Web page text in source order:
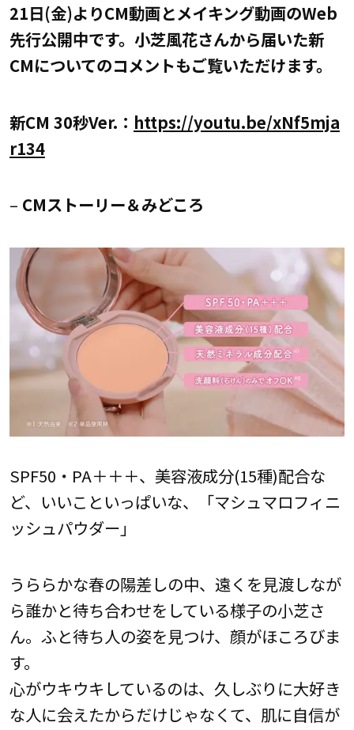
21日(金)よりCM動画とメイキング動画のWeb
先行公開中です。小芝風花さんから届いた新
CMについてのコメントもご覧いただけます。
新CM 30秒Ver.： https://youtu.be/xNf5mja
r134
– CMストーリー＆みどころ
SPF50・PA＋＋＋、美容液成分(15種)配合な
ど、いいこといっぱいな、「マシュマロフィニ
ッシュパウダー」
うららかな春の陽差しの中、遠くを見渡しなが
ら誰かと待ち合わせをしている様子の小芝さ
ん。ふと待ち人の姿を見つけ、顔がほころびま
す。
心がウキウキしているのは、久しぶりに大好き
な人に会えたからだけじゃなくて、肌に自信が